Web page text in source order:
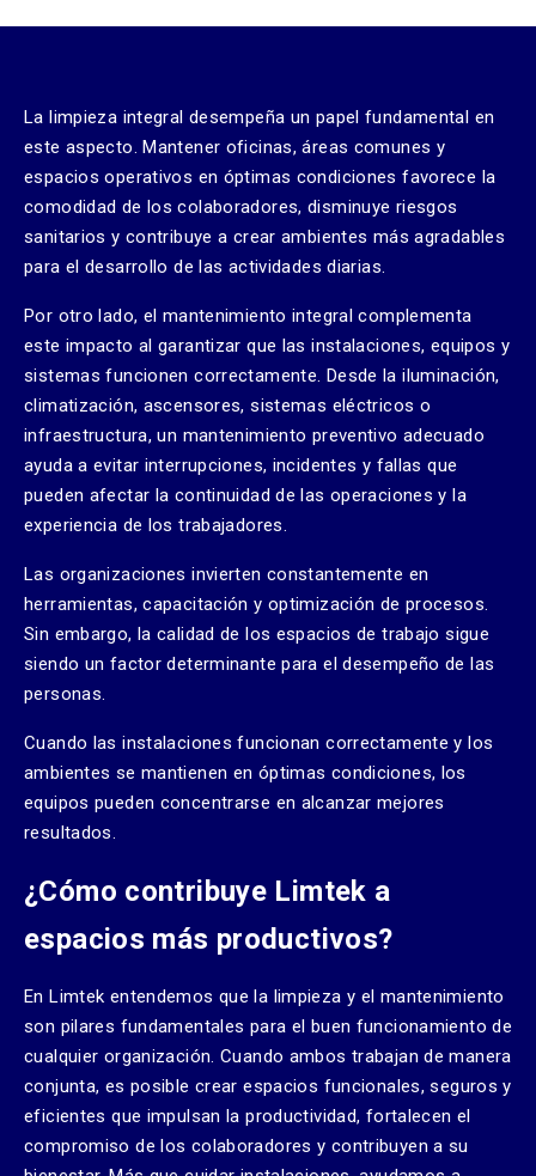
La limpieza integral desempeña un papel fundamental en
este aspecto. Mantener oficinas, áreas comunes y
espacios operativos en óptimas condiciones favorece la
comodidad de los colaboradores, disminuye riesgos
sanitarios y contribuye a crear ambientes más agradables
para el desarrollo de las actividades diarias.
Por otro lado, el mantenimiento integral complementa
este impacto al garantizar que las instalaciones, equipos y
sistemas funcionen correctamente. Desde la iluminación,
climatización, ascensores, sistemas eléctricos o
infraestructura, un mantenimiento preventivo adecuado
ayuda a evitar interrupciones, incidentes y fallas que
pueden afectar la continuidad de las operaciones y la
experiencia de los trabajadores.
Las organizaciones invierten constantemente en
herramientas, capacitación y optimización de procesos.
Sin embargo, la calidad de los espacios de trabajo sigue
siendo un factor determinante para el desempeño de las
personas.
Cuando las instalaciones funcionan correctamente y los
ambientes se mantienen en óptimas condiciones, los
equipos pueden concentrarse en alcanzar mejores
resultados.
¿Cómo contribuye Limtek a
espacios más productivos?
En Limtek entendemos que la limpieza y el mantenimiento
son pilares fundamentales para el buen funcionamiento de
cualquier organización. Cuando ambos trabajan de manera
conjunta, es posible crear espacios funcionales, seguros y
eficientes que impulsan la productividad, fortalecen el
compromiso de los colaboradores y contribuyen a su